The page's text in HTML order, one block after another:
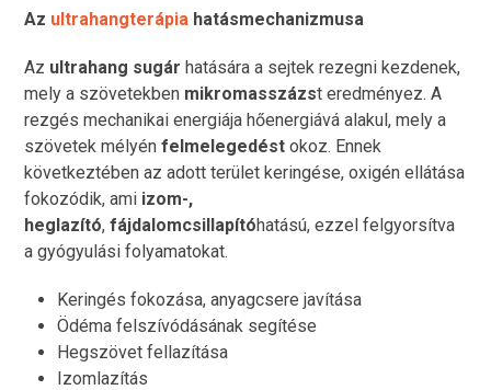
Az ultrahangterápia hatásmechanizmusa
Az ultrahang sugár hatására a sejtek rezegni kezdenek,
mely a szövetekben mikromasszázst eredményez. A
rezgés mechanikai energiája hőenergiává alakul, mely a
szövetek mélyénfelmelegedést okoz. Ennek
következtében az adott terület keringése, oxigén ellátása
fokozódik, ami izom-,
heglazító,fájdalomcsillapítóhatású, ezzel felgyorsítva
a gyógyulási folyamatokat.
Keringés fokozása, anyagcsere javítása
Ödéma felszívódásának segítése
Hegszövet fellazítása
Izomlazítás